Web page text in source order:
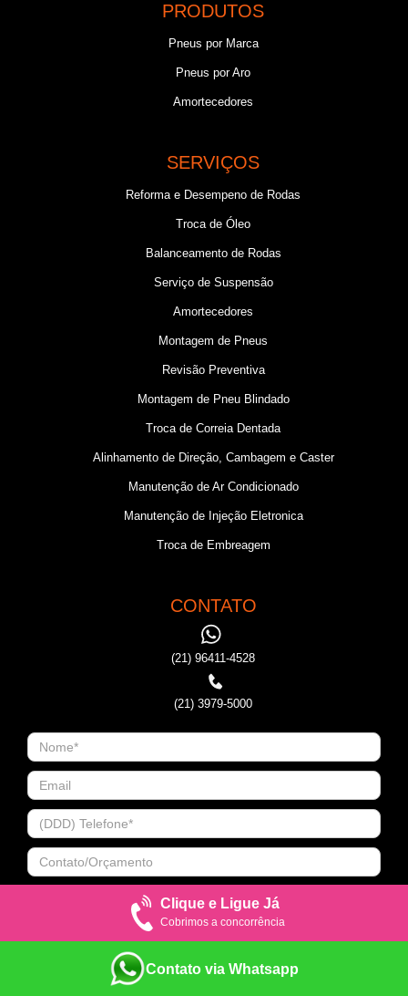
PRODUTOS
Pneus por Marca
Pneus por Aro
Amortecedores
SERVIÇOS
Reforma e Desempeno de Rodas
Troca de Óleo
Balanceamento de Rodas
Serviço de Suspensão
Amortecedores
Montagem de Pneus
Revisão Preventiva
Montagem de Pneu Blindado
Troca de Correia Dentada
Alinhamento de Direção, Cambagem e Caster
Manutenção de Ar Condicionado
Manutenção de Injeção Eletronica
Troca de Embreagem
CONTATO
(21) 96411-4528
(21) 3979-5000
Clique e Ligue Já
Cobrimos a concorrência
Contato via Whatsapp